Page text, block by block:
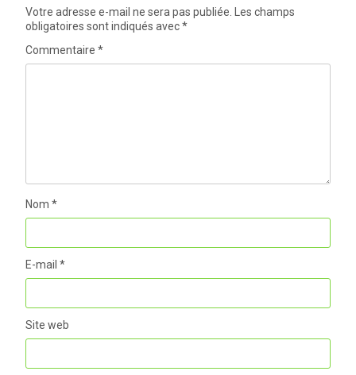
Votre adresse e-mail ne sera pas publiée. Les champs
obligatoires sont indiqués avec*
Commentaire*
Nom*
E-mail*
Site web